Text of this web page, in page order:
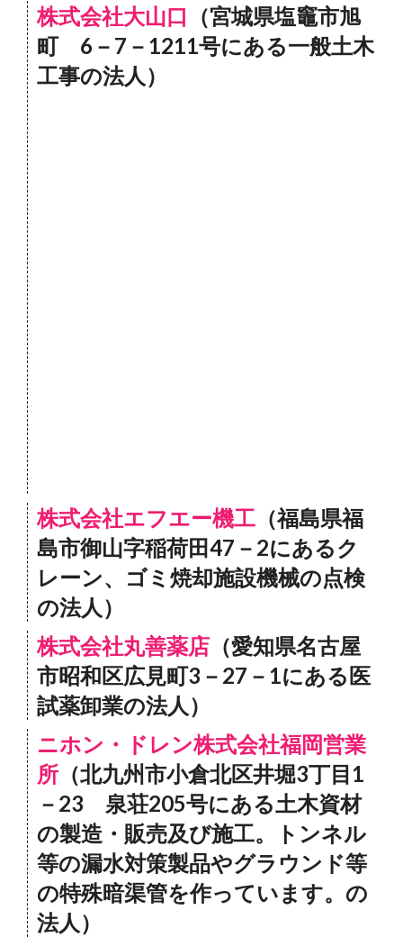
株式会社大山口
（宮城県塩竈市旭
町 6－7－1211号にある一般土木
工事の法人）
株式会社エフエー機工 （福島県福
島市御山字稲荷田47－2にあるク
レーン、ゴミ焼却施設機械の点検
の法人）
株式会社丸善薬店 （愛知県名古屋
市昭和区広見町3－27－1にある医
試薬卸業の法人）
ニホン・ドレン株式会社福岡営業
所 （北九州市小倉北区井堀3丁目1
－23 泉荘205号にある土木資材
の製造・販売及び施工。トンネル
等の漏水対策製品やグラウンド等
の特殊暗渠管を作っています。の
法人）